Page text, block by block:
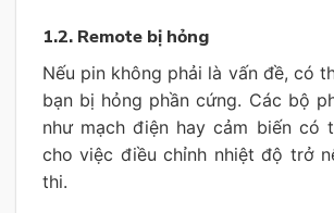
1.2. Remote bị hỏng
Nếu pin không phải là vấn đề, có
bạn bị hỏng phần cứng. Các bộ
như mạch điện hay cảm biến có
cho việc điều chỉnh nhiệt độ trở
thi.